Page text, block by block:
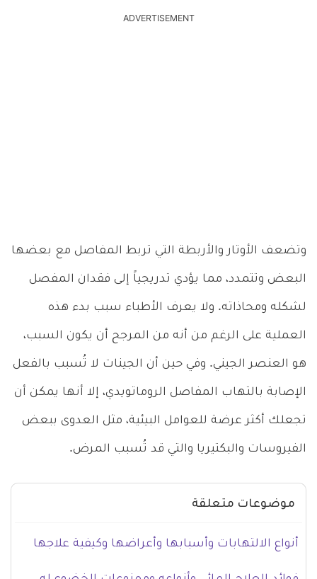
ADVERTISEMENT
وتضعف الأوتار والأربطة التي تربط المفاصل مع بعضها
البعض وتتمدد، مما يؤدي تدريجياً إلى فقدان المفصل
لشكله ومحاذاته. ولا يعرف الأطباء سبب بدء هذه
العملية على الرغم من أنه من المرجح أن يكون السبب،
هو العنصر الجيني. وفي حين أن الجينات لا تُسبب بالفعل
الإصابة بالتهاب المفاصل الروماتويدي، إلا أنها يمكن أن
تجعلك أكثر عرضة للعوامل البيئية، مثل العدوى ببعض
الفيروسات والبكتيريا والتي قد تُسبب المرض.
موضوعات متعلقة
أنواع الالتهابات وأسبابها وأعراضها وكيفية علاجها